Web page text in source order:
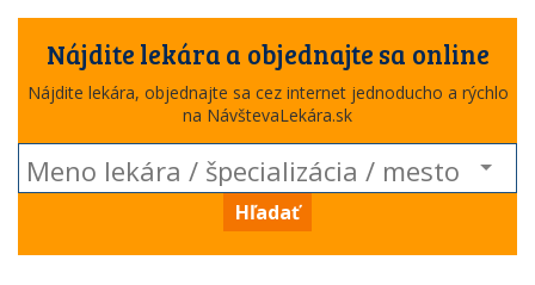
Nájdite lekára a objednajte sa online
Nájdite lekára, objednajte sa cez internet jednoducho a rýchlo
na NávštevaLekára.sk
Hľadať